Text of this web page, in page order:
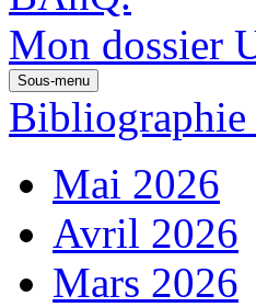
Mon dossier
Sous-menu
Bibliographie
Mai 2026
Avril 2026
Mars 2026